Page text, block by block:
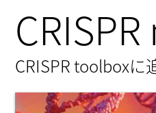
CRISPR toolbox